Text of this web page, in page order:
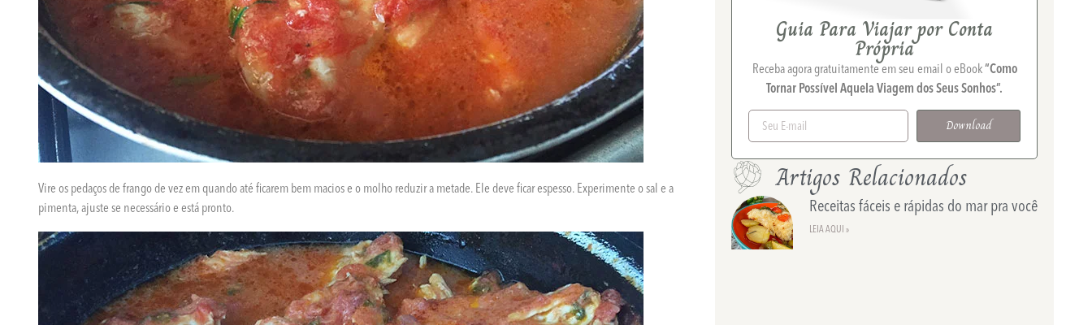
Vire os pedaços de frango de vez em quando até ficarem bem macios e o molho reduzir a metade. Ele deve ficar espesso. Experimente o sal e a
pimenta, ajuste se necessário e está pronto.
Guia Para Viajar por Conta
Própria
Receba agora gratuitamente em seu email o eBook“Como
Tornar Possível Aquela Viagem dos Seus Sonhos”.
Download
Artigos Relacionados
Receitas fáceis e rápidas do mar pra você
LEIA AQUI »